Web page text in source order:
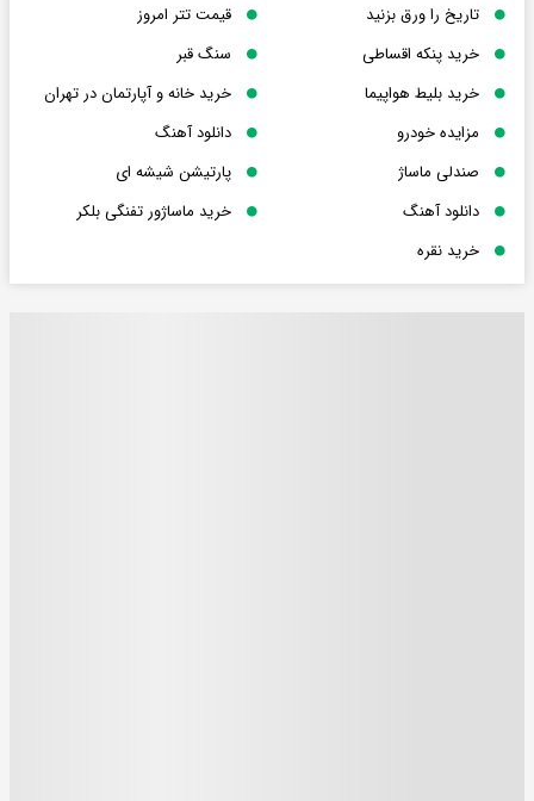
تاریخ را ورق بزنید
قیمت تتر امروز
خرید پنکه اقساطی
سنگ قبر
خرید بلیط هواپیما
خرید خانه و آپارتمان در تهران
مزایده خودرو
دانلود آهنگ
صندلی ماساژ
پارتیشن شیشه ای
دانلود آهنگ
خرید ماساژور تفنگی بلکر
خرید نقره